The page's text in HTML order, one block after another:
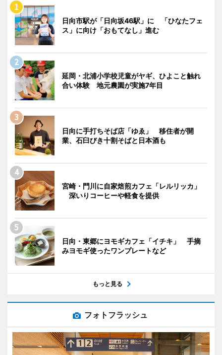
日向市駅が「日向坂46駅」に 「ひなたフェ
ス」に向け「おもてなし」進む
延岡・北浦小学校児童がヤギ、ひよこと触れ
合い体験 地元農園が実施7年目
日向に手打ちそば店「ゆゑ」 移住者が開
業、石臼びき十割そばと日本酒も
宮崎・門川に自家焙煎カフェ「レルリッカ」
深いりコーヒーや軽食を提供
日向・東郷にヨモギカフェ「イチキ」 手摘
みヨモギ使ったワンプレートなど
もっと見る
フォトフラッシュ